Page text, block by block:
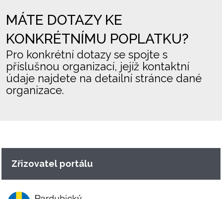
MÁTE DOTAZY KE
KONKRÉTNÍMU POPLATKU?
Pro konkrétní dotazy se spojte s
příslušnou organizací, jejíž kontaktní
údaje najdete na detailní stránce dané
organizace.
Zřizovatel portálu